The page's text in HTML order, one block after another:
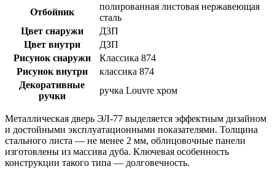
Отбойник
полированная листовая нержавеющая
сталь
Цвет снаружи
ДЗП
Цвет внутри
ДЗП
Рисунок снаружи
Классика 874
Рисунок внутри
классика 874
Декоративные
ручки
ручка Louvre хром
Металлическая дверь ЭЛ-77 выделяется эффектным дизайном
и достойными эксплуатационными показателями. Толщина
стального листа — не менее 2 мм, облицовочные панели
изготовлены из массива дуба. Ключевая особенность
конструкции такого типа — долговечность.